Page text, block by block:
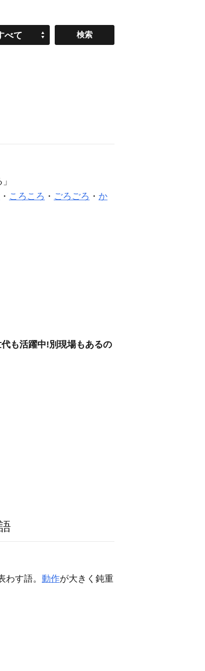
べて
・ ころころ ・ ごろごろ ・ か
も活躍中!別現場もあるの
す語。 動作が大きく鈍重